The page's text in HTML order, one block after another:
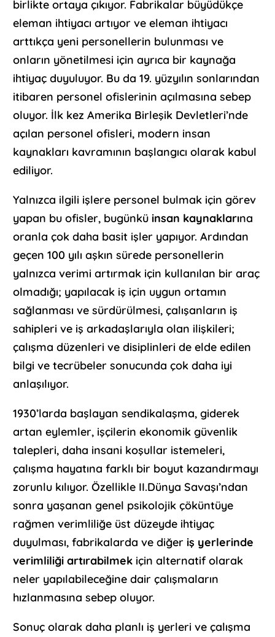
birlikte ortaya çıkıyor. Fabrikalar büyüdükçe
eleman ihtiyacı artıyor ve eleman ihtiyacı
arttıkça yeni personellerin bulunması ve
onların yönetilmesi için ayrıca bir kaynağa
ihtiyaç duyuluyor. Bu da 19. yüzyılın sonlarından
itibaren personel ofislerinin açılmasına sebep
oluyor. İlk kez Amerika Birleşik Devletleri’nde
açılan personel ofisleri, modern insan
kaynakları kavramının başlangıcı olarak kabul
ediliyor.
Yalnızca ilgili işlere personel bulmak için görev
yapan bu ofisler, bugünkü insan kaynaklarına
oranla çok daha basit işler yapıyor. Ardından
geçen 100 yılı aşkın sürede personellerin
yalnızca verimi artırmak için kullanılan bir araç
olmadığı; yapılacak iş için uygun ortamın
sağlanması ve sürdürülmesi, çalışanların iş
sahipleri ve iş arkadaşlarıyla olan ilişkileri;
çalışma düzenleri ve disiplinleri de elde edilen
bilgi ve tecrübeler sonucunda çok daha iyi
anlaşılıyor.
1930’larda başlayan sendikalaşma, giderek
artan eylemler, işçilerin ekonomik güvenlik
talepleri, daha insani koşullar istemeleri,
çalışma hayatına farklı bir boyut kazandırmayı
zorunlu kılıyor. Özellikle II.Dünya Savaşı’ndan
sonra yaşanan genel psikolojik çöküntüye
rağmen verimliliğe üst düzeyde ihtiyaç
duyulması, fabrikalarda ve diğer iş yerlerinde
verimliliği artırabilmek için alternatif olarak
neler yapılabileceğine dair çalışmaların
hızlanmasına sebep oluyor.
Sonuç olarak daha planlı iş yerleri ve çalışma